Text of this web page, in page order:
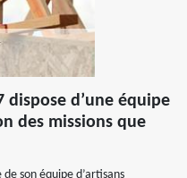
dispose d’une équipe
des missions que
son équipe d’artisans